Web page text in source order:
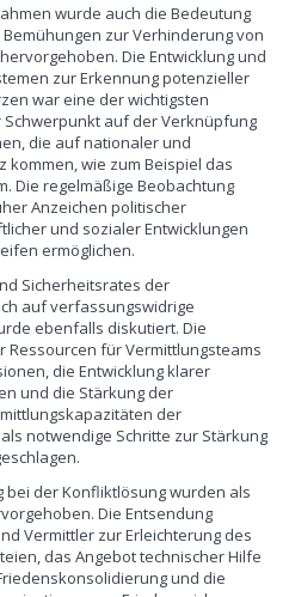
wurde auch die Bedeutung
zur Verhinderung von
Die Entwicklung und
zur Erkennung potenzieller
war eine der wichtigsten
auf der Verknüpfung
die auf nationaler und
kommen, wie zum Beispiel das
Die regelmäßige Beobachtung
Anzeichen politischer
und sozialer Entwicklungen
ermöglichen.
Sicherheitsrates der
auf verfassungswidrige
ebenfalls diskutiert. Die
für Vermittlungsteams
die Entwicklung klarer
und die Stärkung der
der
notwendige Schritte zur Stärkung
der Konfliktlösung wurden als
Die Entsendung
Vermittler zur Erleichterung des
das Angebot technischer Hilfe
und die